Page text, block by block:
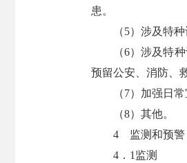
患。
（5）涉及特
（6）涉及特
预留公安、消防、
（7）加强日
（8）其他。
4 监测和预警
4．1监测